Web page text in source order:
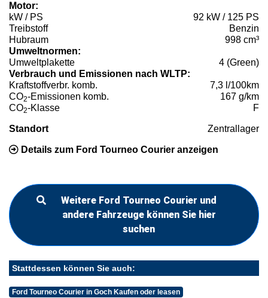
Motor:
kW / PS
92 kW / 125 PS
Treibstoff
Benzin
Hubraum
998 cm³
Umweltnormen:
Umweltplakette
4 (Green)
Verbrauch und Emissionen nach WLTP:
Kraftstoffverbr. komb.
7,3 l/100km
CO2-Emissionen komb.
167 g/km
CO2-Klasse F
Standort Zentrallager
Details zum Ford Tourneo Courier anzeigen
Weitere Ford Tourneo Courier und
andere Fahrzeuge können Sie hier
suchen
Stattdessen können Sie auch:
Ford Tourneo Courier in Goch Kaufen oder leasen